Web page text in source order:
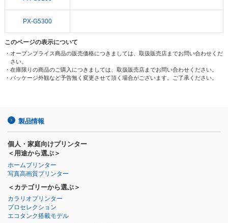
PX-G5300
このページの表示について
・オープンプライス商品の販売価格につきましては、取扱販売店までお問い合わせくだ
さい。
・在庫限りの商品のご購入につきましては、取扱販売店までお問い合わせください。
・パッケージ外観など予告無く変更させて頂く場合がございます。ご了承ください。
製品情報
個人・家庭向けプリンター
＜用途から選ぶ＞
ホームプリンター
写真高画質プリンター
＜カテゴリーから選ぶ＞
カラリオプリンター
プロセレクション
エコタンク搭載モデル